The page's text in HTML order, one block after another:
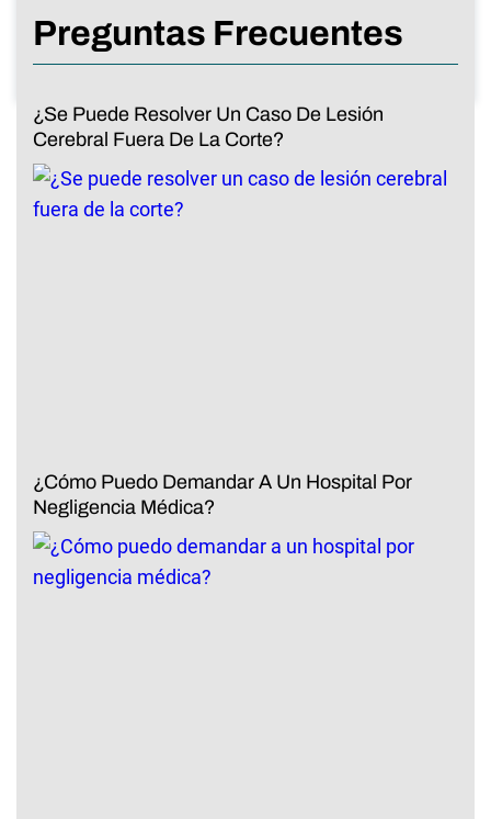
Preguntas Frecuentes
¿Se Puede Resolver Un Caso De Lesión
Cerebral Fuera De La Corte?
¿Cómo Puedo Demandar A Un Hospital Por
Negligencia Médica?